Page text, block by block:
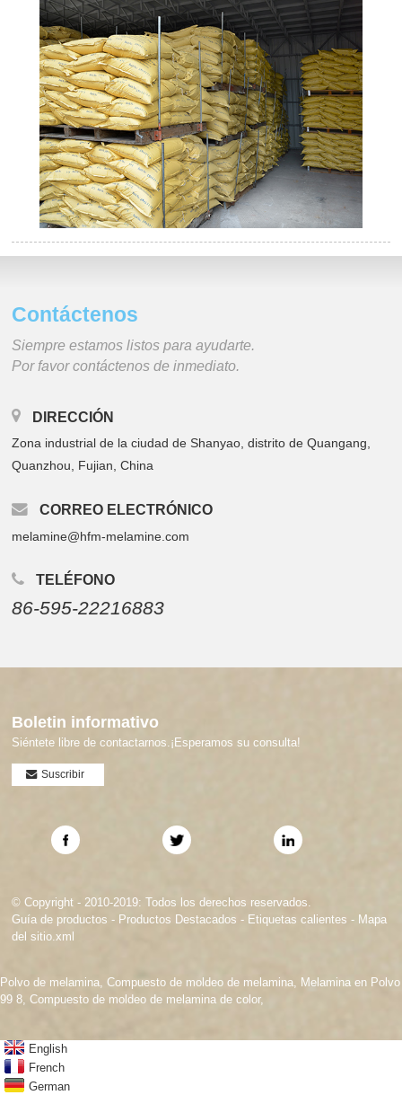
Contáctenos
Siempre estamos listos para ayudarte.
Por favor contáctenos de inmediato.
DIRECCIÓN
Zona industrial de la ciudad de Shanyao, distrito de Quangang,
Quanzhou, Fujian, China
CORREO ELECTRÓNICO
melamine@hfm-melamine.com
TELÉFONO
86-595-22216883
Boletin informativo
Siéntete libre de contactarnos.¡Esperamos su consulta!
Suscribir
© Copyright - 2010-2019: Todos los derechos reservados.
Guía de productos - Productos Destacados - Etiquetas calientes - Mapa
del sitio.xml
Polvo de melamina Compuesto de moldeo de melamina
Melamina en Polvo
99 8 Compuesto de moldeo de melamina de color,
English
French
German